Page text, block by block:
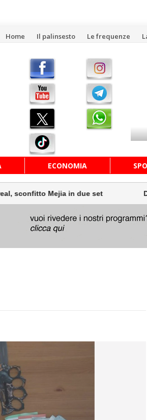
Vai
contenuto
Home Il palinsesto Le frequenze
ECONOMIA
Mejia in due set Dl giustizia,